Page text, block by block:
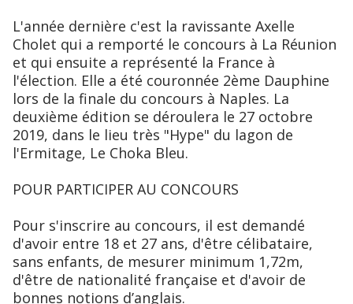
L'année dernière c'est la ravissante Axelle
Cholet qui a remporté le concours à La Réunion
et qui ensuite a représenté la France à
l'élection. Elle a été couronnée 2ème Dauphine
lors de la finale du concours à Naples. La
deuxième édition se déroulera le 27 octobre
2019, dans le lieu très "Hype" du lagon de
l'Ermitage, Le Choka Bleu.
POUR PARTICIPER AU CONCOURS
Pour s'inscrire au concours, il est demandé
d'avoir entre 18 et 27 ans, d'être célibataire,
sans enfants, de mesurer minimum 1,72m,
d'être de nationalité française et d'avoir de
bonnes notions d’anglais.